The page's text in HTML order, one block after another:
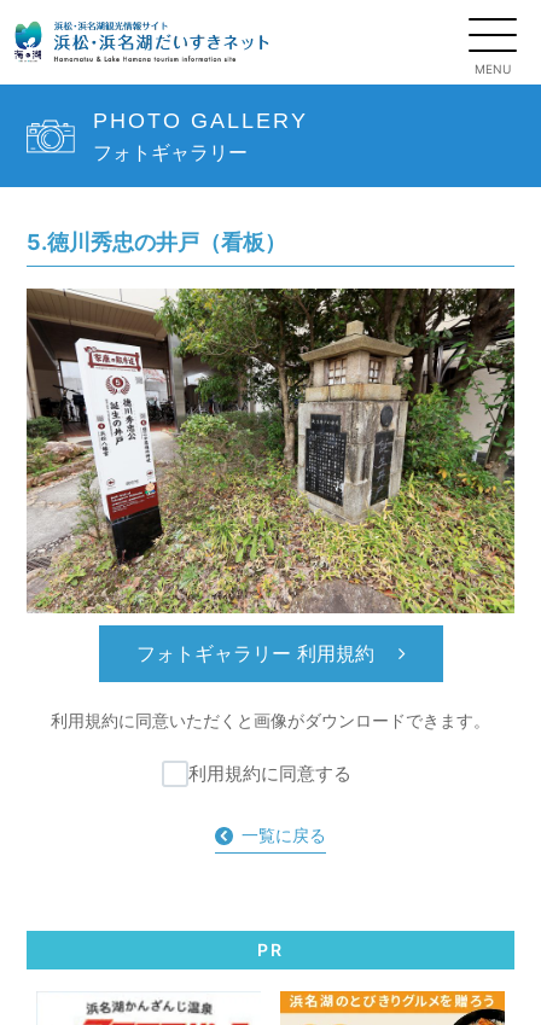
PHOTO GALLERY
フォトギャラリー
5.徳川秀忠の井戸（看板）
フォトギャラリー 利用規約
利用規約に同意いただくと画像がダウンロードできます。
利用規約に同意する
一覧に戻る
PR